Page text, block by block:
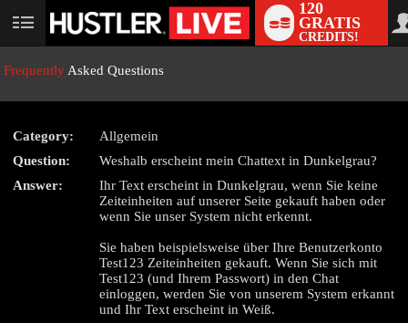
User
120
GRATIS
CREDITS!
Frequently Asked Questions
Category:
Allgemein
Question:
Weshalb erscheint mein Chattext in Dunkelgrau?
Answer:
Ihr Text erscheint in Dunkelgrau, wenn Sie keine
Zeiteinheiten auf unserer Seite gekauft haben oder
wenn Sie unser System nicht erkennt.
Sie haben beispielsweise über Ihre Benutzerkonto
Test123 Zeiteinheiten gekauft. Wenn Sie sich mit
Test123 (und Ihrem Passwort) in den Chat
einloggen, werden Sie von unserem System erkannt
und Ihr Text erscheint in Weiß.
LIMITED TIME OFFER!